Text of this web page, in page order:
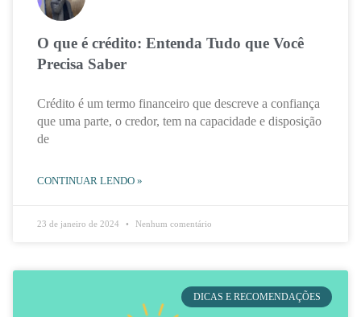
O que é crédito: Entenda Tudo que Você
Precisa Saber
Crédito é um termo financeiro que descreve a confiança
que uma parte, o credor, tem na capacidade e disposição
de
CONTINUAR LENDO »
23 de janeiro de 2024 Nenhum comentário
DICAS E RECOMENDAÇÕES